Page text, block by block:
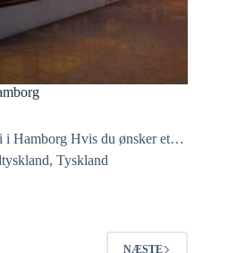
i Hamborg Hvis du ønsker et…
, Tyskland
NÆSTE